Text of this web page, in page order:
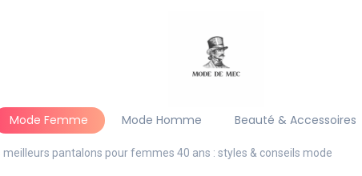
Mode Femme Mode Homme Beauté & Accessoires
meilleurs pantalons pour femmes 40 ans : styles & conseils mode